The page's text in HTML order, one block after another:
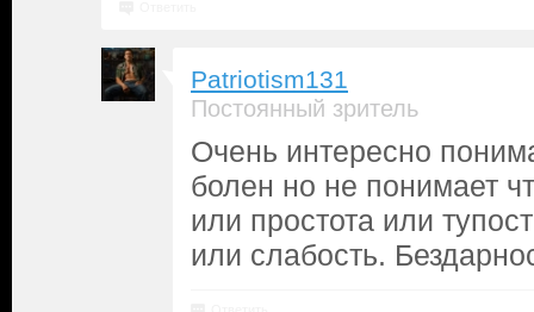
Patriotism131
Постоянный зритель
Очень интересно
болен но не понимает
или простота или
или слабость.